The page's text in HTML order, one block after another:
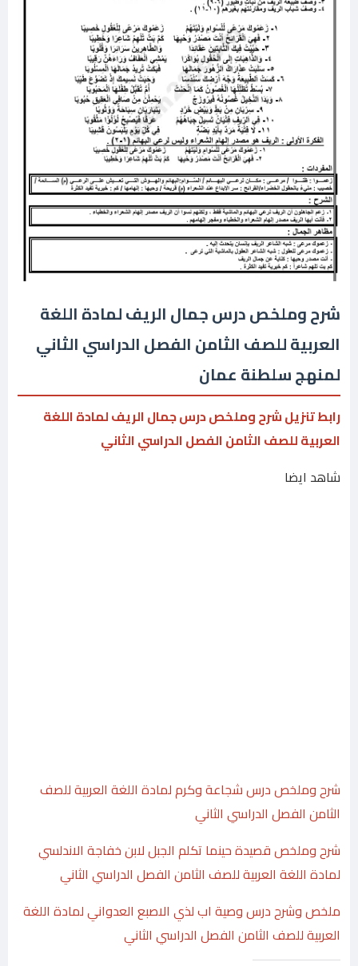
شرح وملخص درس جمال الريف لمادة اللغة
العربية للصف الثامن الفصل الدراسي الثاني
لمنهج سلطنة عمان
رابط تنزيل شرح وملخص درس جمال الريف لمادة اللغة
العربية للصف الثامن الفصل الدراسي الثاني
شاهد ايضا
شرح وملخص درس شجاعة وكرم لمادة اللغة العربية للصف
الثامن الفصل الدراسي الثاني
شرح وملخص قصيدة حينما تكلم الجبل لابن خفاجة الاندلسي
لمادة اللغة العربية للصف الثامن الفصل الدراسي الثاني
ملخص وشرح درس وصية اب لذي الاصبع العدواني لمادة اللغة
العربية للصف الثامن الفصل الدراسي الثاني